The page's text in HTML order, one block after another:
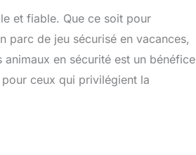
et fiable. Que ce soit pour
parc de jeu sécurisé en vacances,
en sécurité est un bénéfice
ceux qui privilégient la